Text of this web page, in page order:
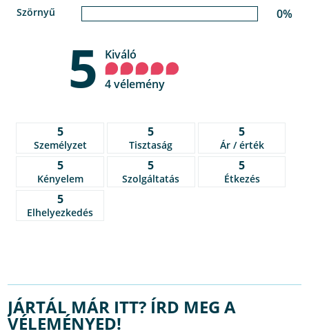
Szörnyű 0%
5
Kiváló
4 vélemény
5
Személyzet
5
Tisztaság
5
Ár / érték
5
Kényelem
5
Szolgáltatás
5
Étkezés
5
Elhelyezkedés
JÁRTÁL MÁR ITT? ÍRD MEG A
VÉLEMÉNYED!